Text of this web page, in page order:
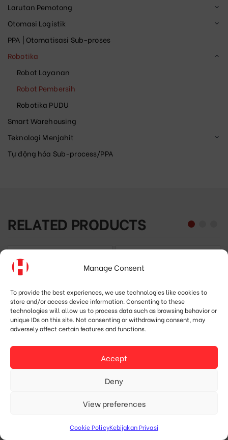
Manage Consent
To provide the best experiences, we use technologies like cookies to
store and/or access device information. Consenting to these
technologies will allow us to process data such as browsing behavior or
unique IDs on this site. Not consenting or withdrawing consent, may
adversely affect certain features and functions.
Accept
Deny
View preferences
Cookie PolicyKebijakan Privasi
Larutan Pemotong
Otomasi Logistik
PPA | Otomatisasi Sub-proses
Robotika
Robot Layanan
Robot Pembersih
Robotika PUDU
Smart Warehousing
Teknologi Menjahit
Tự động hóa Sub-process/PPA
RELATED PRODUCTS
PUDU MT1 –
Berbasis
AI | Penyapu &
PuduBot 2 –
Robot Pengantar
Pintar untuk
Berbagai